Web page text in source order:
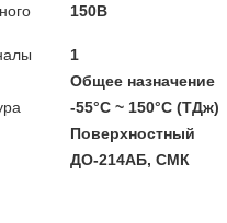
150В
1
Общее назначение
-55°C ~ 150°C (ТДж)
Поверхностный
ДО-214АБ, СМК